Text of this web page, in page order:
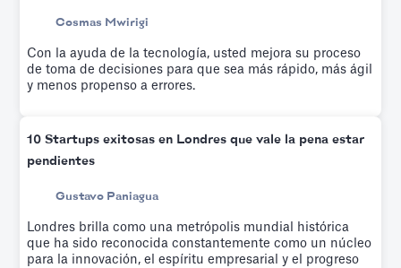
Cosmas Mwirigi
Con la ayuda de la tecnología, usted mejora su proceso
de toma de decisiones para que sea más rápido, más ágil
y menos propenso a errores.
10 Startups exitosas en Londres que vale la pena estar
pendientes
Gustavo Paniagua
Londres brilla como una metrópolis mundial histórica
que ha sido reconocida constantemente como un núcleo
para la innovación, el espíritu empresarial y el progreso